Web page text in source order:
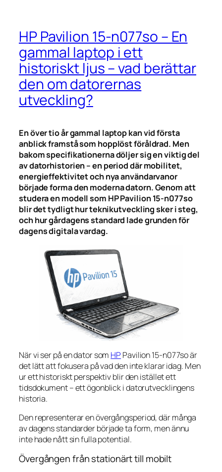
HP Pavilion 15-n077so – En
gammal laptop i ett
historiskt ljus – vad berättar
den om datorernas
utveckling?
En över tio år gammal laptop kan vid första
anblick framstå som hopplöst föråldrad. Men
bakom specifikationerna döljer sig en viktig del
av datorhistorien – en period där mobilitet,
energieffektivitet och nya användarvanor
började forma den moderna datorn. Genom att
studera en modell som HP Pavilion 15-n077so
blir det tydligt hur teknikutveckling sker i steg,
och hur gårdagens standard lade grunden för
dagens digitala vardag.
När vi ser på en dator som HPPavilion 15-n077so är
det lätt att fokusera på vad den inte klarar idag. Men
ur ett historiskt perspektiv blir den istället ett
tidsdokument – ett ögonblick i datorutvecklingens
historia.
Den representerar en övergångsperiod, där många
av dagens standarder började ta form, men ännu
inte hade nått sin fulla potential.
Övergången från stationärt till mobilt